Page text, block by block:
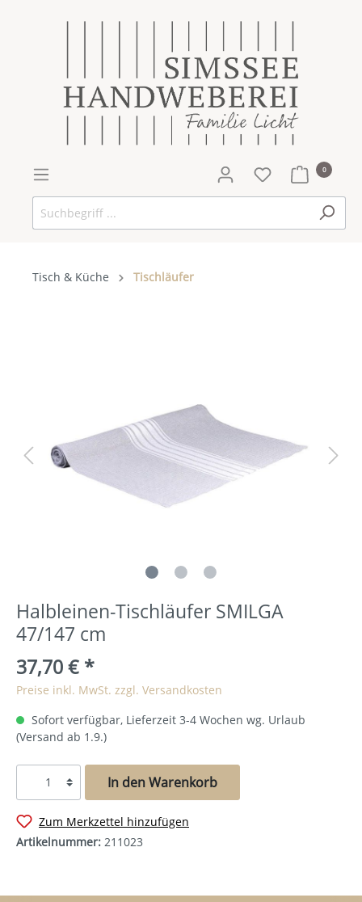
0
Tisch & Küche Tischläufer
Halbleinen-Tischläufer SMILGA
47/147 cm
37,70 € *
Preise inkl. MwSt. zzgl. Versandkosten
Sofort verfügbar, Lieferzeit 3-4 Wochen wg. Urlaub
(Versand ab 1.9.)
In den Warenkorb
Zum Merkzettel hinzufügen
Artikelnummer: 211023